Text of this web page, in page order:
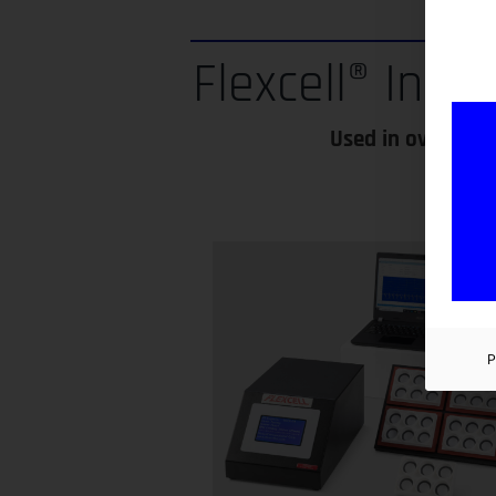
Flexcell®
Used in over